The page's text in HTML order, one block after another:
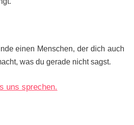
einen Menschen, der dich auch
was du gerade nicht sagst.
uns sprechen.